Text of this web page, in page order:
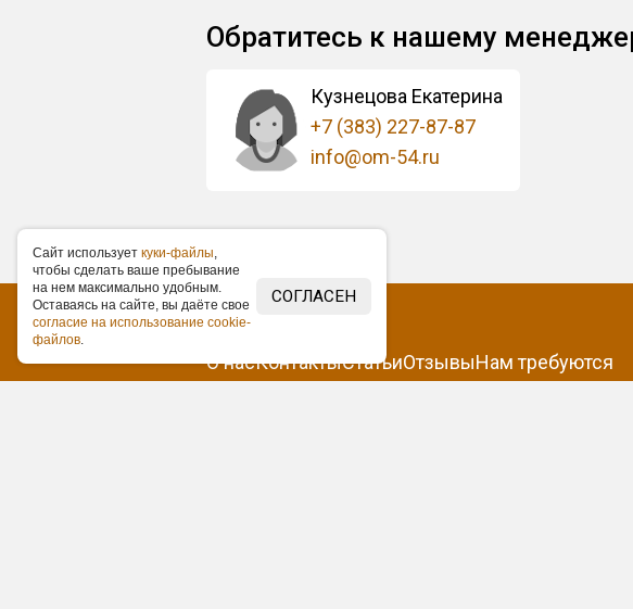
Обратитесь к нашему
Кузнецова Екатерина
+7 (383) 227-87-87
info@om-54.ru
О насКонтактыСтатьиОтзывыНам требуются
Caйт иcпoльзуeт куки-фaйлы,
чтoбы cдeлaть вaшe пpeбывaниe
нa нeм мaкcимaльнo удoбным.
Ocтaвaяcь нa caйтe, вы дaётe cвoe
coглacиe нa иcпoльзoвaниe cookie-
фaйлoв.
СОГЛАСЕН